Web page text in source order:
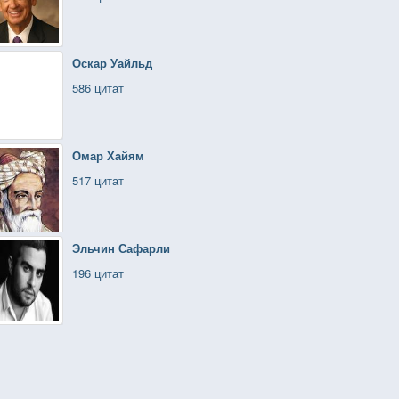
Оскар Уайльд
586 цитат
Омар Хайям
517 цитат
Эльчин Сафарли
196 цитат